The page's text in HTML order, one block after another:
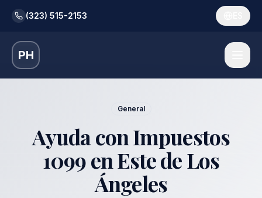
(323) 515-2153
PH
General
Ayuda con Impuestos
1099 en Este de Los
Ángeles